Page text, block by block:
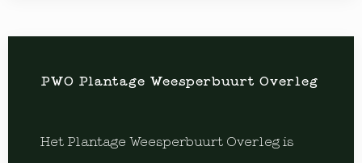
PWO Plantage Weesperbuurt Overleg
Het Plantage Weesperbuurt Overleg is